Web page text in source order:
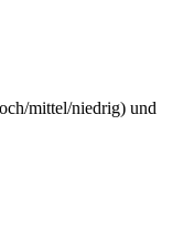
mittel/niedrig) und